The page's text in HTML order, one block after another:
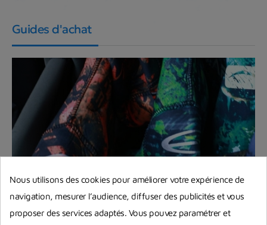
Guides d'achat
Quelle combinaison de chasse sous-
Nous utilisons des cookies pour améliorer votre expérience de
navigation, mesurer l’audience, diffuser des publicités et vous
proposer des services adaptés. Vous pouvez paramétrer et